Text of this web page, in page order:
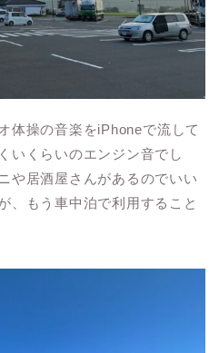
体操の音楽をiPhoneで流して
いくらいのエンジン音でし
や居酒屋さんがあるのでいい
、もう車中泊で利用すること